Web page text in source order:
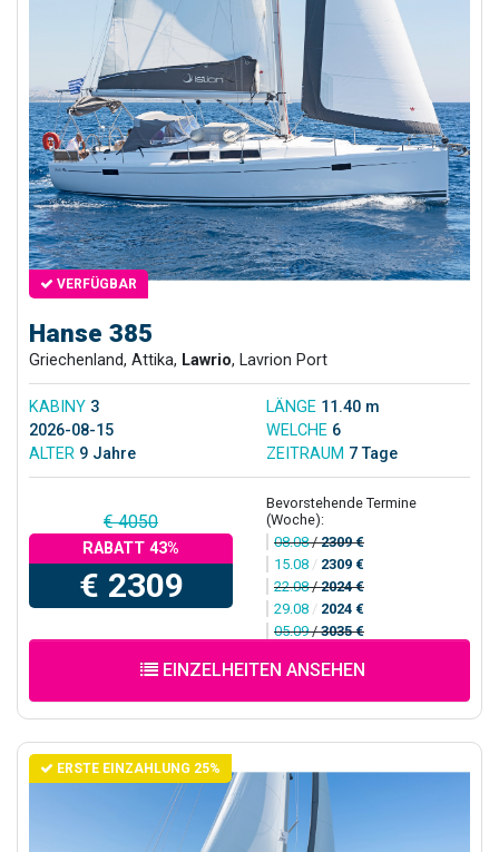
VERFÜGBAR
Hanse 385
Griechenland, Attika, Lawrio, Lavrion Port
KABINY 3 LÄNGE 11.40 m
2026-08-15
WELCHE 6
ALTER 9 Jahre ZEITRAUM 7 Tage
€ 4050
RABATT 43%
€ 2309
Bevorstehende Termine
(Woche):
08.08/2309 €
15.08 / 2309 €
22.08/2024 €
29.08 / 2024 €
05.09/3035 €
EINZELHEITEN ANSEHEN
ERSTE EINZAHLUNG 25%